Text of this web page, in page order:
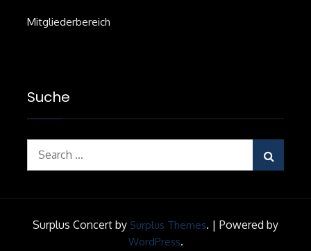
Mitgliederbereich
Suche
for:
Surplus Concert by Surplus Themes. | Powered by
WordPress.